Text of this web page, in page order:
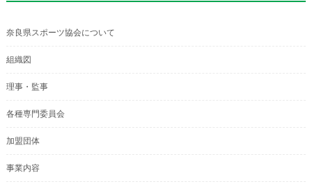
奈良県スポーツ協会について
組織図
理事・監事
各種専門委員会
加盟団体
事業内容